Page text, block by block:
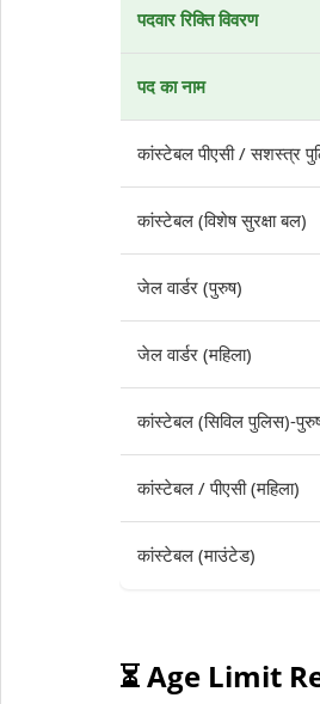
पदवार रिक्ति विवरण
पद का नाम
कांस्टेबल पीएसी / सशस्त्र
कांस्टेबल (विशेष सुरक्षा बल)
जेल वार्डर (पुरुष)
जेल वार्डर (महिला)
कांस्टेबल (सिविल पुलिस)-
कांस्टेबल / पीएसी (महिला)
कांस्टेबल (माउंटेड)
⏳ Age Limit